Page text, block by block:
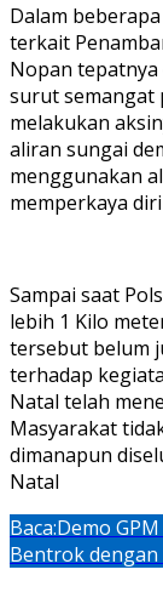
Dalam
terkait
Nopan
surut semangat
melakukan
aliran sungai
menggunakan
memperkaya
Sampai saat
lebih 1 Kilo
tersebut belum
terhadap
Natal telah
Masyarakat
dimanapun
Natal
Baca:Demo
Bentrok dengan